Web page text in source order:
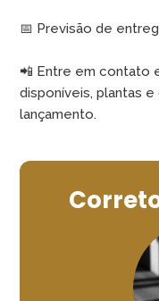
📅 Previsão de
📲 Entre em contato
disponíveis, plantas
lançamento.